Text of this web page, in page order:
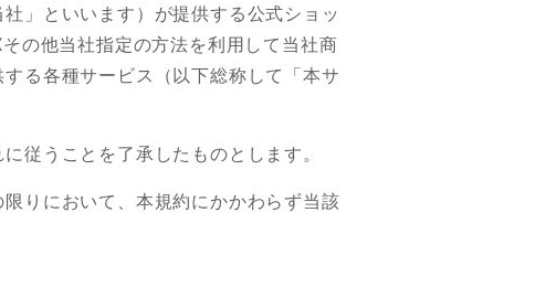
」といいます）が提供する公式ショッ
の他当社指定の方法を利用して当社商
る各種サービス（以下総称して「本サ
従うことを了承したものとします。
りにおいて、本規約にかかわらず当該